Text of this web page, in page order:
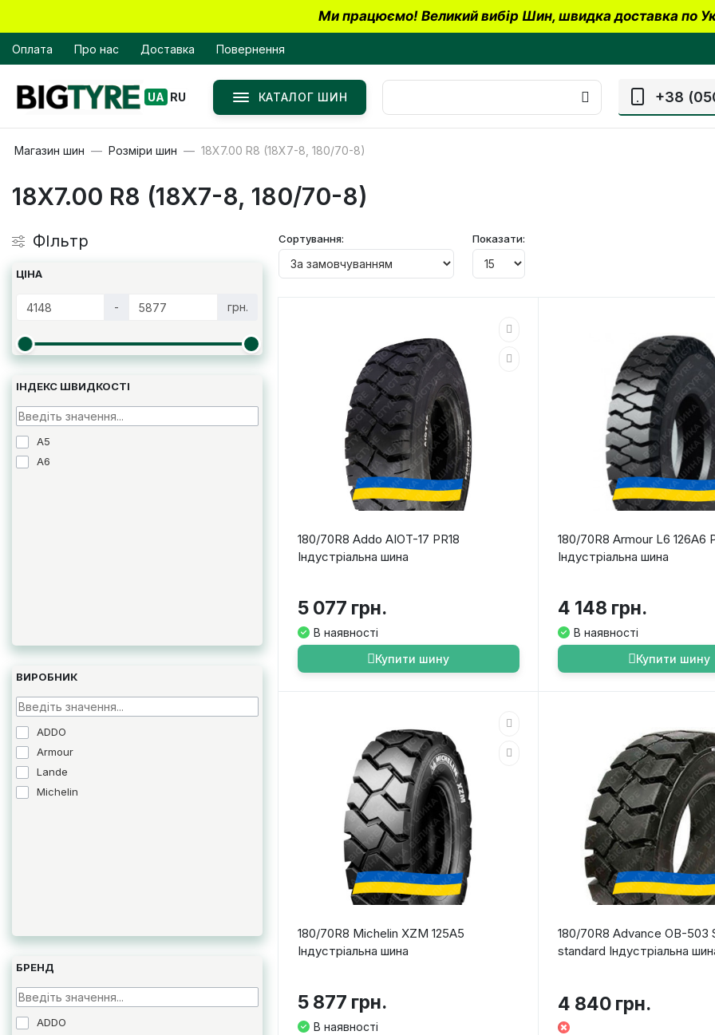
Ми працюємо! Великий вибір Шин, швидка доставка по
Оплата Про нас Доставка Повернення
UA RU КАТАЛОГ ШИН +38
Магазин шин Розміри шин 18X7.00 R8 (18X7-8, 180/70-8)
18X7.00 R8 (18X7-8, 180/70-8)
ФІльтр
ЦІНА
- грн.
ІНДЕКС ШВИДКОСТІ
A5
A6
ВИРОБНИК
ADDO
Armour
Lande
Michelin
БРЕНД
ADDO
Сортування: Показати:
180/70R8 Addo AIOT-17 PR18
Індустріальна шина
5 077 грн.
В наявності
Купити шину
180/70R8 Armour L6 126A6
Індустріальна шина
4 148 грн.
В наявності
Купити шину
180/70R8 Michelin XZM 125A5
Індустріальна шина
5 877 грн.
В наявності
180/70R8 Advance OB-503
standard Індустріальна
4 840 грн.